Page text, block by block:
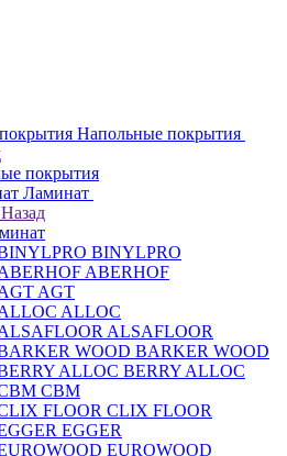
Напольные покрытия
покрытия
Ламинат
Назад
BINYLPRO
ABERHOF
AGT
ALLOC
ALSAFLOOR
BARKER WOOD
BERRY ALLOC
CBM
CLIX FLOOR
EGGER
EUROWOOD